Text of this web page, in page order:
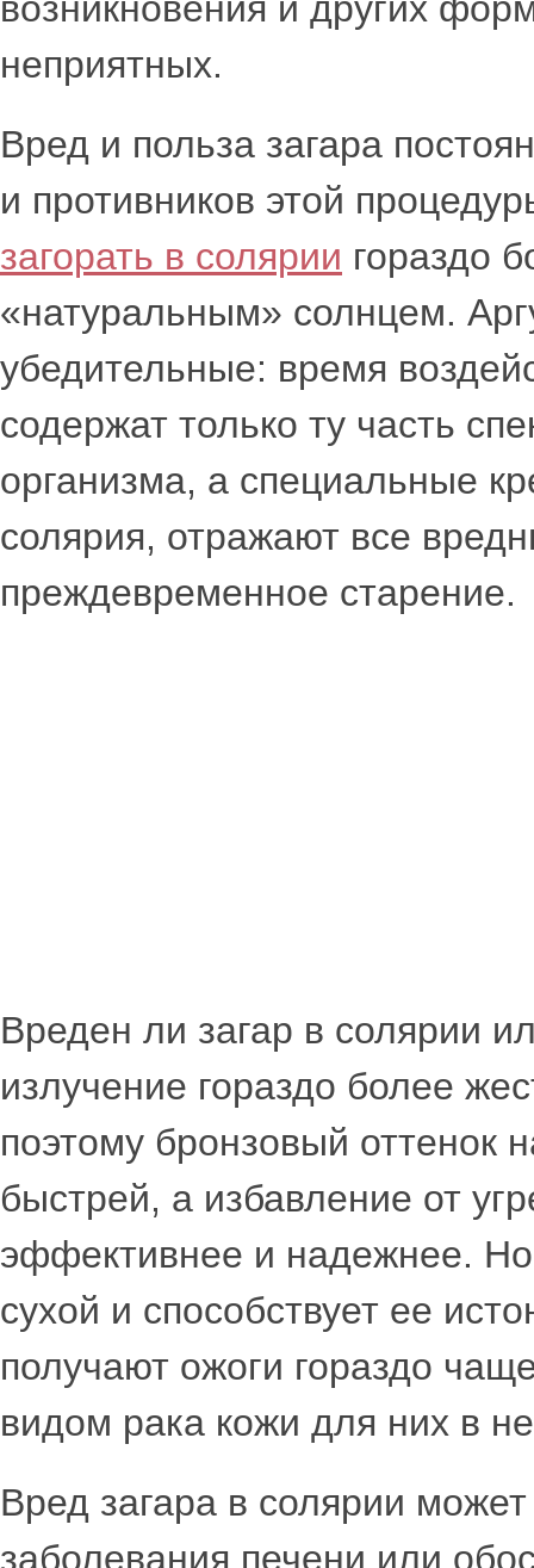
неприятных.
Вред и польза загара
и противников этой
загорать в солярии гораздо
«натуральным» солнцем.
убедительные: время
содержат только ту часть
организма, а специальные
солярия, отражают все
преждевременное старение.
Вреден ли загар в солярии
излучение гораздо более
поэтому бронзовый оттенок
быстрей, а избавление от
эффективнее и надежнее. Но
сухой и способствует ее
получают ожоги гораздо
видом рака кожи для них в
Вред загара в солярии
заболевания печени или